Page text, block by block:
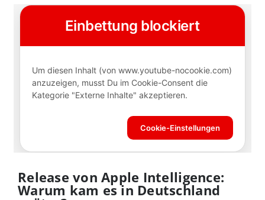
Release von Apple Intelligence:
Warum kam es in Deutschland